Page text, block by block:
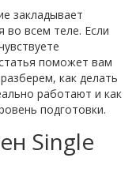
закладывает
во всем теле. Если
поможет вам
как делать
работают и как
подготовки.
Single